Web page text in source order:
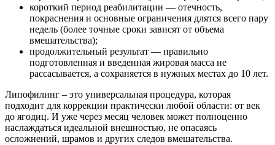
короткий период реабилитации — отечность,
покраснения и основные ограничения длятся всего пару
недель (более точные сроки зависят от объема
вмешательства);
продолжительный результат — правильно
подготовленная и введенная жировая масса не
рассасывается, а сохраняется в нужных местах до 10 лет.
Липофилинг – это универсальная процедура, которая
подходит для коррекции практически любой области: от век
до ягодиц. И уже через месяц человек может полноценно
наслаждаться идеальной внешностью, не опасаясь
осложнений, шрамов и других следов вмешательства.